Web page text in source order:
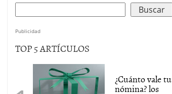
Publicidad
TOP 5 ARTÍCULOS
¿Cuánto vale tu
nómina? los